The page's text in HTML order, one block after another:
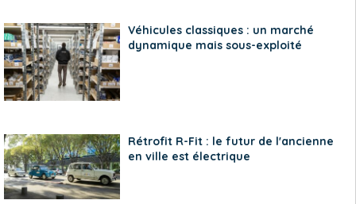
Véhicules classiques : un marché
dynamique mais sous-exploité
Rétrofit R-Fit : le futur de l'ancienne
en ville est électrique